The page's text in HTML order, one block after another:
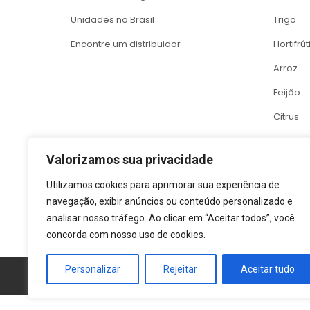
Valorizamos sua privacidade
Utilizamos cookies para aprimorar sua experiência de
navegação, exibir anúncios ou conteúdo personalizado e
analisar nosso tráfego. Ao clicar em “Aceitar todos”, você
concorda com nosso uso de cookies.
Personalizar Rejeitar Aceitar tudo
negociado
321,70 por
mais de
plantio nos
Trigo e
operam
após o forte
O mercado
americano
enquanto
A
próximos
Unidades no Brasil
Encontre um distribuidor
Trigo
Hortifrúti
Arroz
Feijão
Citrus
Política de